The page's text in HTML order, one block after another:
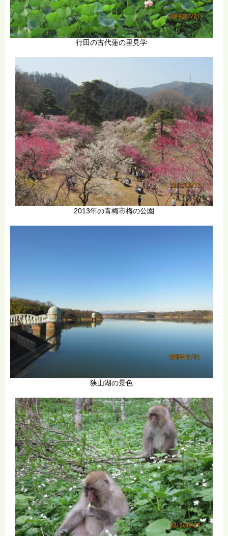
行田の古代蓮の里見学
2013年の青梅市梅の公園
狭山湖の景色